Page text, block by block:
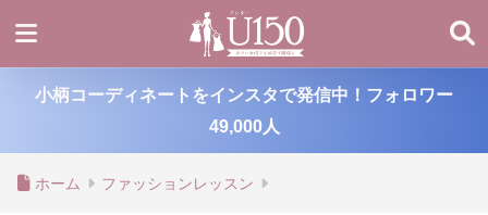
小柄コーディネートをインスタで発信中！フォロワー
49,000人
ホーム ファッションレッスン